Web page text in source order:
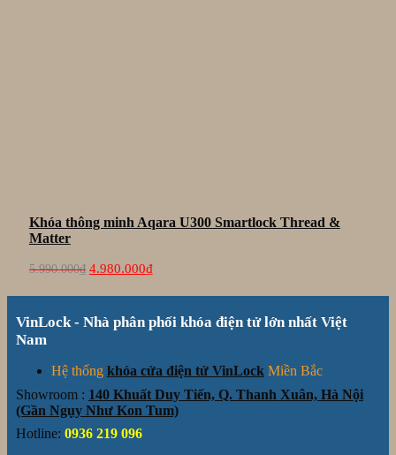
Khóa thông minh Aqara U300 Smartlock Thread &
Matter
5.990.000₫
Giá
gốc
4.980.000₫Giá
hiện
4.980.000₫.
VinLock - Nhà phân phối khóa điện tử lớn nhất Việt
Nam
Hệ thống khóa cửa điện tử VinLock Miền Bắc
Showroom : 140 Khuất Duy Tiến, Q. Thanh Xuân, Hà Nội
(Gần Ngụy Như Kon Tum)
Hotline: 0936 219 096